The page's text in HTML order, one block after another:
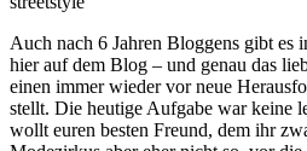
Auch nach 6 Jahren Bloggens gibt es
hier auf dem Blog – und genau das
einen immer wieder vor neue
stellt. Die heutige Aufgabe war keine
wollt euren besten Freund, dem ihr